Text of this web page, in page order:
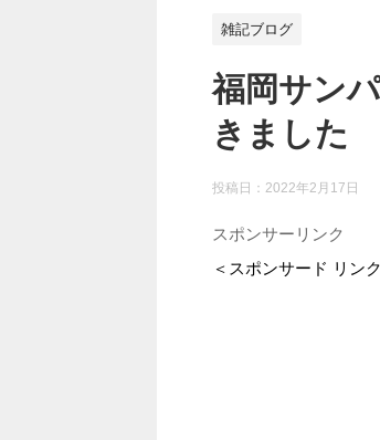
雑記ブログ
福岡サン
きました
投稿日： 2022年2月17日
スポンサーリンク
＜スポンサード リン